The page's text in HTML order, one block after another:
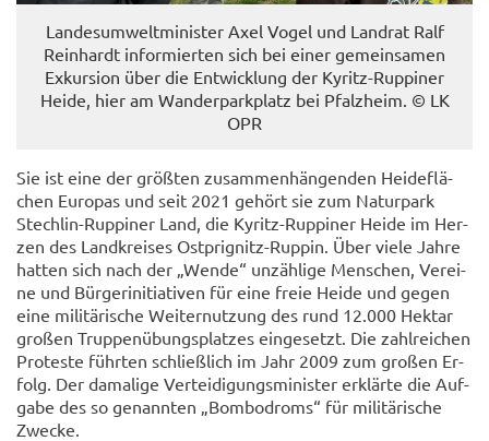
Lan­des­um­welt­mi­nis­ter Axel Vogel und Land­rat Ralf
Rein­hardt in­for­mier­ten sich bei einer ge­mein­sa­men
Ex­kur­si­on über die Ent­wick­lung der Kyritz-​Ruppiner
Heide, hier am Wan­der­park­platz bei Pfalz­heim. © LK
OPR
Sie ist eine der größ­ten zu­sam­men­hän­gen­den Hei­de­flä­
chen Eu­ro­pas und seit 2021 ge­hört sie zum Na­tur­park
Stechlin-​Ruppiner Land, die Kyritz-​Ruppiner Heide im Her­
zen des Land­krei­ses Ostprignitz-​Ruppin. Über viele Jahre
hat­ten sich nach der „Wende“ un­zäh­li­ge Men­schen, Ver­ei­
ne und Bür­ger­initia­ti­ven für eine freie Heide und gegen
eine mi­li­tä­ri­sche Wei­ter­nut­zung des rund 12.000 Hekt­ar
gro­ßen Trup­pen­übungs­plat­zes ein­ge­setzt. Die zahl­rei­chen
Pro­tes­te führ­ten schließ­lich im Jahr 2009 zum gro­ßen Er­
folg. Der da­ma­li­ge Ver­tei­di­gungs­mi­nis­ter er­klär­te die Auf­
ga­be des so ge­nann­ten „Bom­bo­droms“ für mi­li­tä­ri­sche
Zwe­cke.